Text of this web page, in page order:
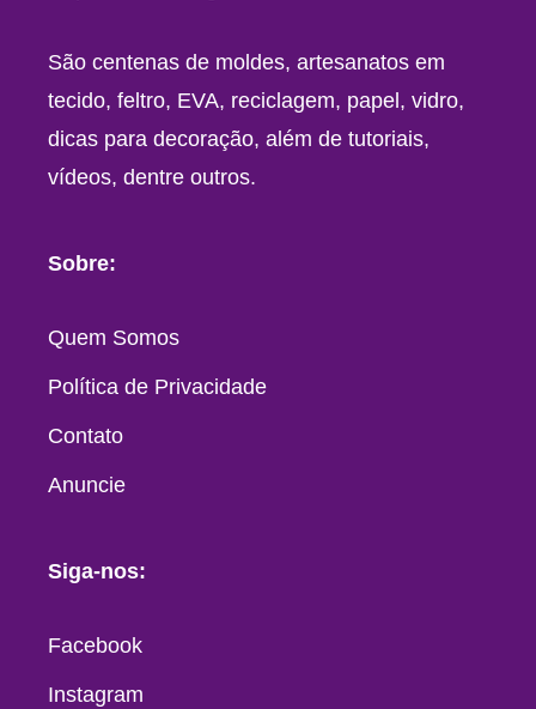
São centenas de moldes, artesanatos em
tecido, feltro, EVA, reciclagem, papel, vidro,
dicas para decoração, além de tutoriais,
vídeos, dentre outros.
Sobre:
Quem Somos
Política de Privacidade
Contato
Anuncie
Siga-nos:
Facebook
Instagram